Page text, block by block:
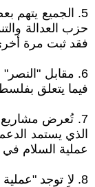
5. الجميع يتهم
حزب العدالة
فقد ثبت مرة
6. مقابل
فيما يتعلق
7. تُعرض مشاريع
الذي يستمد
عملية السلام
8. لا توجد